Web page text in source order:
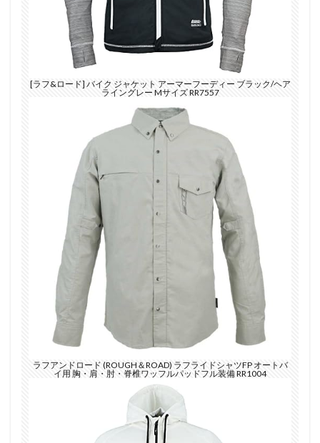
[ラフ&ロード] バイク ジャケット アーマーフーディー ブラック/ヘア
ライングレー Mサイズ RR7557
ラフアンドロード (ROUGH＆ROAD) ラフライドシャツFP オートバ
イ用 胸・肩・肘・脊椎ワッフルパッドフル装備 RR1004